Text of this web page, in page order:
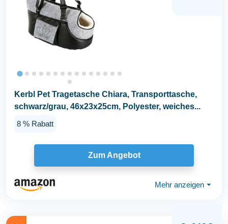
Kerbl Pet Tragetasche Chiara, Transporttasche,
schwarz/grau, 46x23x25cm, Polyester, weiches...
8 % Rabatt
Zum Angebot
Mehr anzeigen ⏷